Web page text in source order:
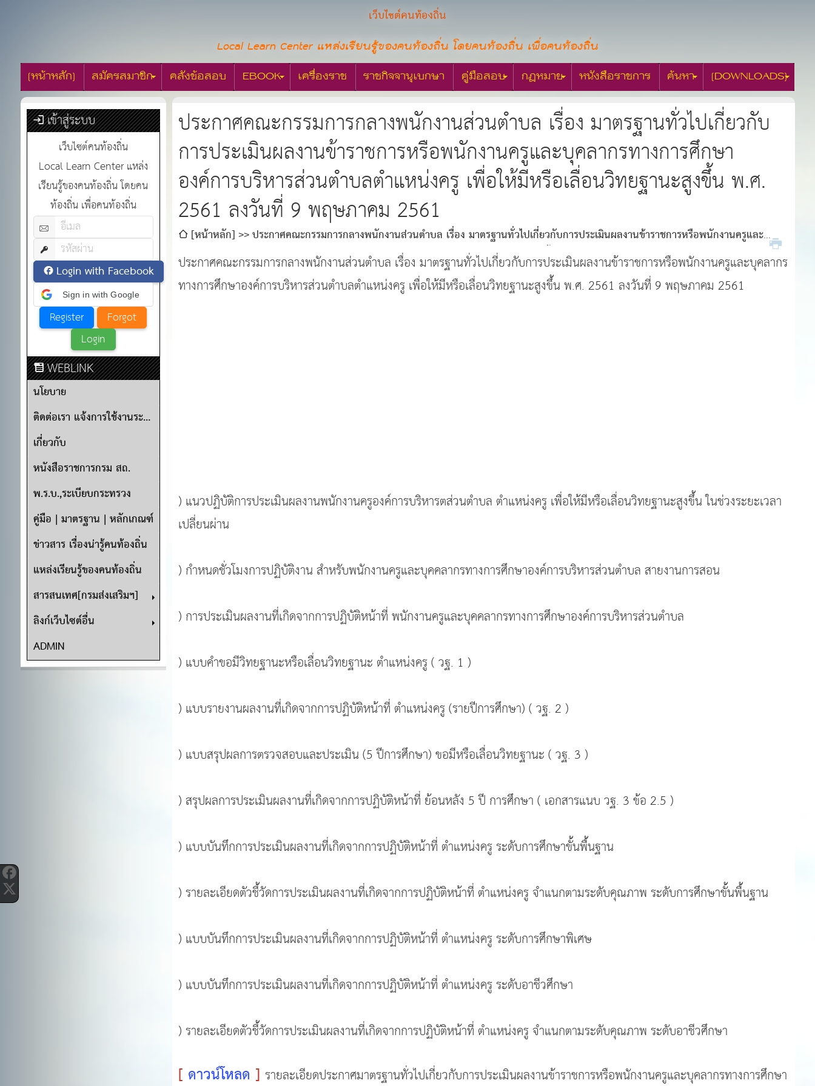
เว็บไซต์คนท้องถิ่น
Local Learn Center แหล่งเรียนรู้ของคนท้องถิ่น โดยคนท้องถิ่น เพื่อคนท้องถิ่น
[หน้าหลัก] สมัครสมาชิก คลังข้อสอบ EBOOK เครื่องราช ราชกิจจานุเบกษา คู่มือสอบ กฎหมาย หนังสือราชการ ค้นหา [DOWNLOADS]
เข้าสู่ระบบ
เว็บไซต์คนท้องถิ่น
Local Learn Center แหล่ง
เรียนรู้ของคนท้องถิ่น โดยคน
ท้องถิ่น เพื่อคนท้องถิ่น
Login with Facebook
Sign in with Google
WEBLINK
นโยบาย
ติดต่อเรา แจ้งการใช้งานระบบ
เกี่ยวกับ
หนังสือราชการกรม สถ.
พ.ร.บ.,ระเบียบกระทรวง
คู่มือ | มาตรฐาน | หลักเกณฑ์
ข่าวสาร เรื่องน่ารู้คนท้องถิ่น
แหล่งเรียนรู้ของคนท้องถิ่น
สารสนเทศ[กรมส่งเสริมฯ]
ลิงก์เว็บไซต์อื่น
ADMIN
ประกาศคณะกรรมการกลางพนักงานส่วนตำบล เรื่อง มาตรฐานทั่วไปเกี่ยวกับ
การประเมินผลงานข้าราชการหรือพนักงานครูและบุคลากรทางการศึกษา
องค์การบริหารส่วนตำบลตำแหน่งครู เพื่อให้มีหรือเลื่อนวิทยฐานะสูงขึ้น พ.ศ.
2561 ลงวันที่ 9 พฤษภาคม 2561
[หน้าหลัก]
ประกาศคณะกรรมการกลางพนักงานส่วนตำบล เรื่อง มาตรฐานทั่วไปเกี่ยวกับการประเมินผลงานข้าราชการหรือพนักงานครูและ
บุคลากรทางการศึกษาองค์การบริหารส่วนตำบลตำแหน่งครู เพื่อให้มีหรือเลื่อนวิทยฐานะสูงขึ้น พ.ศ. 2561 ลงวันที่ 9 พฤษภาคม 2561
ประกาศคณะกรรมการกลางพนักงานส่วนตำบล เรื่อง มาตรฐานทั่วไปเกี่ยวกับการประเมินผลงานข้าราชการหรือพนักงานครูและบุคลากร
ทางการศึกษาองค์การบริหารส่วนตำบลตำแหน่งครู เพื่อให้มีหรือเลื่อนวิทยฐานะสูงขึ้น พ.ศ. 2561 ลงวันที่ 9 พฤษภาคม 2561
) แนวปฏิบัติการประเมินผลงานพนักงานครูองค์การบริหารตส่วนตำบล ตำแหน่งครู เพื่อให้มีหรือเลื่อนวิทยฐานะสูงขึ้น ในช่วงระยะเวลา
เปลี่ยนผ่าน
) กำหนดชั่วโมงการปฏิบัติงาน สำหรับพนักงานครูและบุคคลากรทางการศึกษาองค์การบริหารส่วนตำบล สายงานการสอน
) การประเมินผลงานที่เกิดจากการปฏิบัติหน้าที่ พนักงานครูและบุคคลากรทางการศึกษาองค์การบริหารส่วนตำบล
) แบบคำขอมีวิทยฐานะหรือเลื่อนวิทยฐานะ ตำแหน่งครู ( วฐ. 1 )
) แบบรายงานผลงานที่เกิดจากการปฏิบัติหน้าที่ ตำแหน่งครู (รายปีการศึกษา) ( วฐ. 2 )
) แบบสรุปผลการตรวจสอบและประเมิน (5 ปีการศึกษา) ขอมีหรือเลื่อนวิทยฐานะ ( วฐ. 3 )
) สรุปผลการประเมินผลงานที่เกิดจากการปฏิบัติหน้าที่ ย้อนหลัง 5 ปี การศึกษา ( เอกสารแนบ วฐ. 3 ข้อ 2.5 )
) แบบบันทึกการประเมินผลงานที่เกิดจากการปฏิบัติหน้าที่ ตำแหน่งครู ระดับการศึกษาขั้นพื้นฐาน
) รายละเอียดตัวชี้วัดการประเมินผลงานที่เกิดจากการปฏิบัติหน้าที่ ตำแหน่งครู จำแนกตามระดับคุณภาพ ระดับการศึกษาขั้นพื้นฐาน
) แบบบันทึกการประเมินผลงานที่เกิดจากการปฏิบัติหน้าที่ ตำแหน่งครู ระดับการศึกษาพิเศษ
) แบบบันทึกการประเมินผลงานที่เกิดจากการปฏิบัติหน้าที่ ตำแหน่งครู ระดับอาชีวศึกษา
) รายละเอียดตัวชี้วัดการประเมินผลงานที่เกิดจากการปฏิบัติหน้าที่ ตำแหน่งครู จำแนกตามระดับคุณภาพ ระดับอาชีวศึกษา
[ ดาวน์โหลด ] รายละเอียดประกาศมาตรฐานทั่วไปเกี่ยวกับการประเมินผลงานข้าราชการหรือพนักงานครูและบุคลากรทางการศึกษา